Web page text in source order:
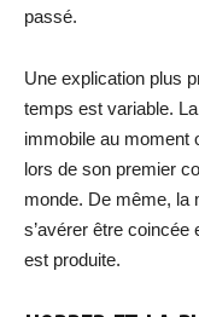
passé.
Une explication plus
temps est variable.
immobile au moment
lors de son premier
monde. De même, la
s’avérer être coincée
est produite.